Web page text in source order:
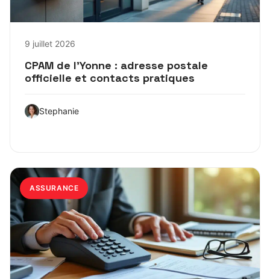
9 juillet 2026
CPAM de l’Yonne : adresse postale
officielle et contacts pratiques
Stephanie
ASSURANCE